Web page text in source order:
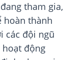
tham gia,
hoàn thành
các đội ngũ
hoạt động